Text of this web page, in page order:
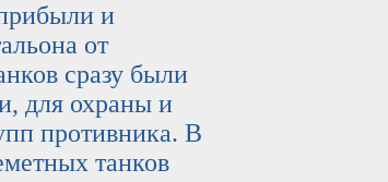
и
от
сразу были
для охраны и
противника. В
танков